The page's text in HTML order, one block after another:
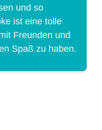
und so
ist eine tolle
Freunden und
Spaß zu haben.